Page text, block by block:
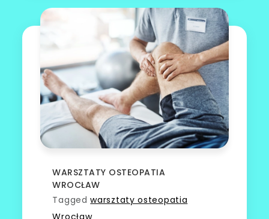
WARSZTATY OSTEOPATIA
WROCŁAW
Taggedwarsztaty osteopatia
Wrocław